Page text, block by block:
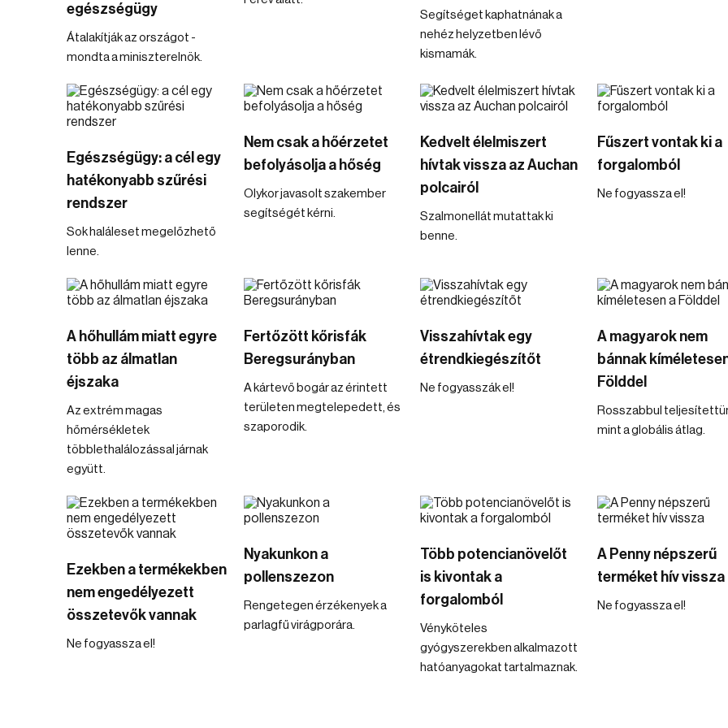
egészségügy
Átalakítják az országot -
mondta a miniszterelnök.
Segítséget kaphatnának a
nehéz helyzetben lévő
kismamák.
Egészségügy: a cél egy
hatékonyabb szűrési
rendszer
Sok haláleset megelőzhető
lenne.
Nem csak a hőérzetet
befolyásolja a hőség
Olykor javasolt szakember
segítségét kérni.
Kedvelt élelmiszert
hívtak vissza az Auchan
polcairól
Szalmonellát mutattak ki
benne.
Fűszert vontak ki a
forgalomból
Ne fogyassza el!
A hőhullám miatt egyre
több az álmatlan
éjszaka
Az extrém magas
hőmérsékletek
többlethalálozással járnak
együtt.
Fertőzött kőrisfák
Beregsurányban
A kártevő bogár az érintett
területen megtelepedett, és
szaporodik.
Visszahívtak egy
étrendkiegészítőt
Ne fogyasszák el!
A magyarok nem
bánnak
Földdel
Rosszabbul
mint a globális átlag.
Ezekben a termékekben
nem engedélyezett
összetevők vannak
Ne fogyassza el!
Nyakunkon a
pollenszezon
Rengetegen érzékenyek a
parlagfű virágporára.
Több potencianövelőt
is kivontak a
forgalomból
Vényköteles
gyógyszerekben alkalmazott
hatóanyagokat tartalmaznak.
A Penny népszerű
terméket hív vissza
Ne fogyassza el!